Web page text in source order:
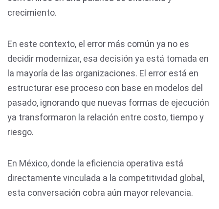
crecimiento.
En este contexto, el error más común ya no es
decidir modernizar, esa decisión ya está tomada en
la mayoría de las organizaciones. El error está en
estructurar ese proceso con base en modelos del
pasado, ignorando que nuevas formas de ejecución
ya transformaron la relación entre costo, tiempo y
riesgo.
En México, donde la eficiencia operativa está
directamente vinculada a la competitividad global,
esta conversación cobra aún mayor relevancia.